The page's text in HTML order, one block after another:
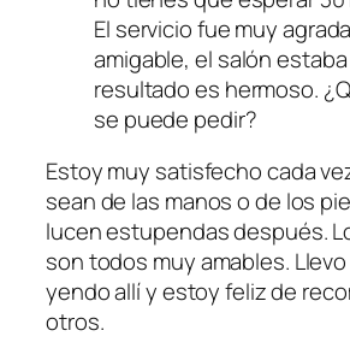
El servicio fue muy
amigable, el salón estaba
resultado es hermoso.
se puede pedir?
Estoy muy satisfecho cada
sean de las manos o de los
lucen estupendas después.
son todos muy amables.
yendo allí y estoy feliz de
otros.